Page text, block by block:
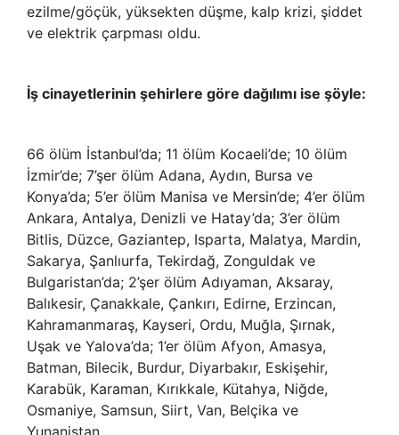
ezilme/göçük, yüksekten düşme, kalp krizi, şiddet
ve elektrik çarpması oldu.
İş cinayetlerinin şehirlere göre dağılımı ise şöyle:
66 ölüm İstanbul’da; 11 ölüm Kocaeli’de; 10 ölüm
İzmir’de; 7’şer ölüm Adana, Aydın, Bursa ve
Konya’da; 5’er ölüm Manisa ve Mersin’de; 4’er ölüm
Ankara, Antalya, Denizli ve Hatay’da; 3’er ölüm
Bitlis, Düzce, Gaziantep, Isparta, Malatya, Mardin,
Sakarya, Şanlıurfa, Tekirdağ, Zonguldak ve
Bulgaristan’da; 2’şer ölüm Adıyaman, Aksaray,
Balıkesir, Çanakkale, Çankırı, Edirne, Erzincan,
Kahramanmaraş, Kayseri, Ordu, Muğla, Şırnak,
Uşak ve Yalova’da; 1’er ölüm Afyon, Amasya,
Batman, Bilecik, Burdur, Diyarbakır, Eskişehir,
Karabük, Karaman, Kırıkkale, Kütahya, Niğde,
Osmaniye, Samsun, Siirt, Van, Belçika ve
Yunanistan.